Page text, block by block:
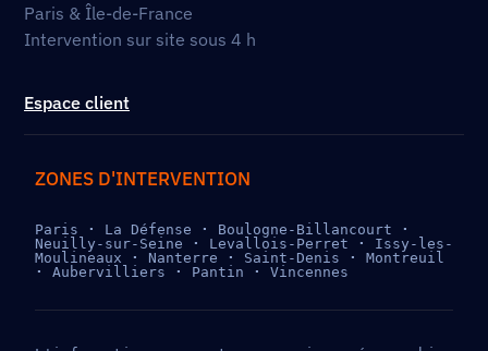
Paris & Île-de-France
Intervention sur site sous 4 h
Espace client
ZONES D'INTERVENTION
Paris · La Défense · Boulogne-Billancourt
Neuilly-sur-Seine
· Levallois-Perret · Issy-les-
Moulineaux
· Nanterre · Saint-Denis ·
· Aubervilliers · Pantin · Vincennes